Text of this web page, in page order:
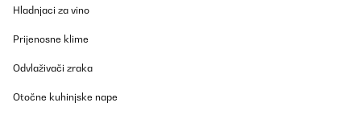
Hladnjaci za vino
Prijenosne klime
Odvlaživači zraka
Otočne kuhinjske nape